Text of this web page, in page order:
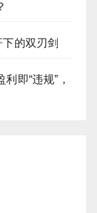
的双刃剑
即“违规”，